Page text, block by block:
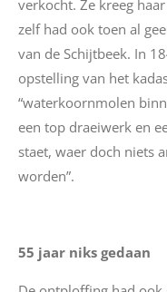
verkocht. Ze kreeg
zelf had ook toen al
van de Schijtbeek. In
opstelling van het
“waterkoornmolen
een top draeiwerk en
staet, waer doch niets
worden”.
55 jaar niks gedaan